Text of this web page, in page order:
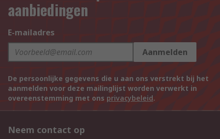
aanbiedingen
E-mailadres
Aanmelden
De persoonlijke gegevens die u aan ons verstrekt bij het
aanmelden voor deze mailinglijst worden verwerkt in
overeenstemming met ons privacybeleid.
Neem contact op